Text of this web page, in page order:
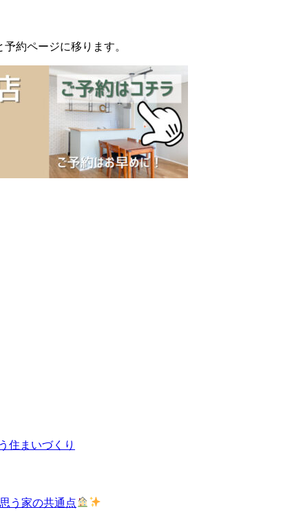
約ページに移ります。
住まいづくり
う家の共通点